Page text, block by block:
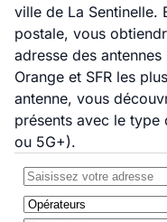
ville de La Sentinelle.
postale, vous
adresse des
Orange et SFR les
antenne, vous
présents avec le type
ou 5G+).